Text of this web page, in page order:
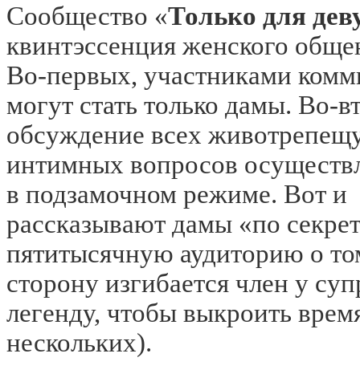
Сообщество «Только для
квинтэссенция женского
Во-первых, участниками
могут стать только дамы. Во-
обсуждение всех
интимных вопросов
в подзамочном режиме. Вот и
рассказывают дамы «по
пятитысячную аудиторию о
сторону изгибается член у
легенду, чтобы выкроить
нескольких).